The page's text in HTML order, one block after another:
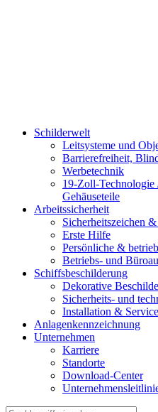
Schilderwelt
Leitsysteme und
Barrierefreiheit,
Werbetechnik
19-Zoll-Technologie
Gehäuseteile
Arbeitssicherheit
Sicherheitszeichen
Erste Hilfe
Persönliche &
Betriebs- und
Schiffsbeschilderung
Dekorative
Sicherheits- und
Installation & Service
Anlagenkennzeichnung
Unternehmen
Karriere
Standorte
Download-Center